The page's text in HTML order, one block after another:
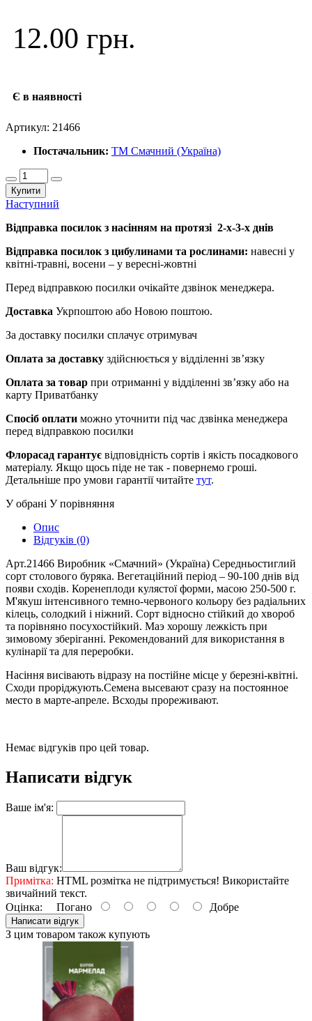
12.00 грн.
Є в наявності
Артикул: 21466
Постачальник: ТМ Смачний (Україна)
Купити
Наступний
Відправка посилок з насінням на протязі 2-х-3-х днів
Відправка посилок з цибулинами та рослинами: навесні у
квітні-травні, восени – у вересні-жовтні
Перед відправкою посилки очікайте дзвінок менеджера.
Доставка Укрпоштою або Новою поштою.
За доставку посилки сплачує отримувач
Оплата за доставку здійснюється у відділенні зв’язку
Оплата за товар при отриманні у відділенні зв’язку або на
карту Приватбанку
Спосіб оплати можно уточнити під час дзвінка менеджера
перед відправкою посилки
Флорасад гарантує відповідність сортів і якість посадкового
матеріалу. Якщо щось піде не так - повернемо гроші.
Детальніше про умови гарантії читайте тут.
У обрані У порівняння
Опис
Відгуків (0)
Арт.21466 Виробник «Смачний» (Україна) Середньостиглий
сорт столового буряка. Вегетаційний період – 90-100 днів від
появи сходів. Коренеплоди кулястої форми, масою 250-500 г.
М'якуш інтенсивного темно-червоного кольору без радіальних
кілець, солодкий і ніжний. Сорт відносно стійкий до хвороб
та порівняно посухостійкий. Маэ хорошу лежкість при
зимовому зберіганні. Рекомендований для використання в
кулінарії та для переробки.
Насіння висівають відразу на постійне місце у березні-квітні.
Сходи проріджують.Семена высевают сразу на постоянное
место в марте-апреле. Всходы прореживают.
Немає відгуків про цей товар.
Написати відгук
Ваше ім'я:
Ваш відгук:
Примітка: HTML розмітка не підтримується! Використайте
звичайний текст.
Оцінка: Погано Добре
Написати відгук
З цим товаром також купують